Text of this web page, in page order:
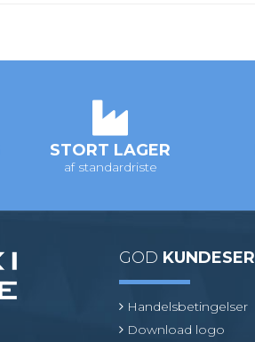
STORT LAGER
af standardriste
GOD
Handelsbetingelser
Download logo